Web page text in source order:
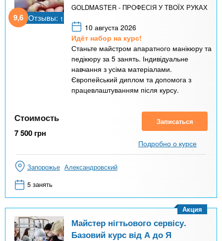
9,6 Отзывы: 1
GOLDMASTER - ПРОФЕСІЯ У ТВОЇХ РУКАХ
10 августа 2026
Идёт набор на курс!
Станьте майстром апаратного манікюру та
педікюру за 5 занять. Індивідуальне
навчання з усіма матеріалами.
Європейський диплом та допомога з
працевлаштуванням після курсу.
Стоимость
7 500 грн
Записаться
Подробно о курсе
Запорожье Александровский
5 занять
Майстер нігтьового сервісу.
Базовий курс від А до Я
Акция